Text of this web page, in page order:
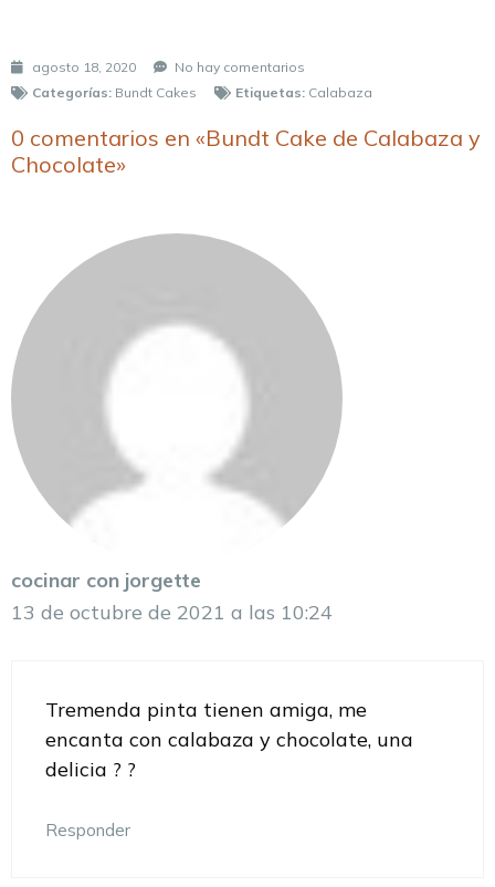
agosto 18, 2020
No hay comentarios
Categorías: Bundt Cakes Etiquetas: Calabaza
0 comentarios en «Bundt Cake de Calabaza y
Chocolate»
cocinar con jorgette
13 de octubre de 2021 a las 10:24
Tremenda pinta tienen amiga, me
encanta con calabaza y chocolate, una
delicia ? ?
Responder